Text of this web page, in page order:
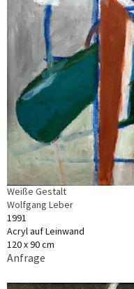
Weiße Gestalt
Wolfgang Leber
1991
Acryl auf Leinwand
120 x 90 cm
Anfrage